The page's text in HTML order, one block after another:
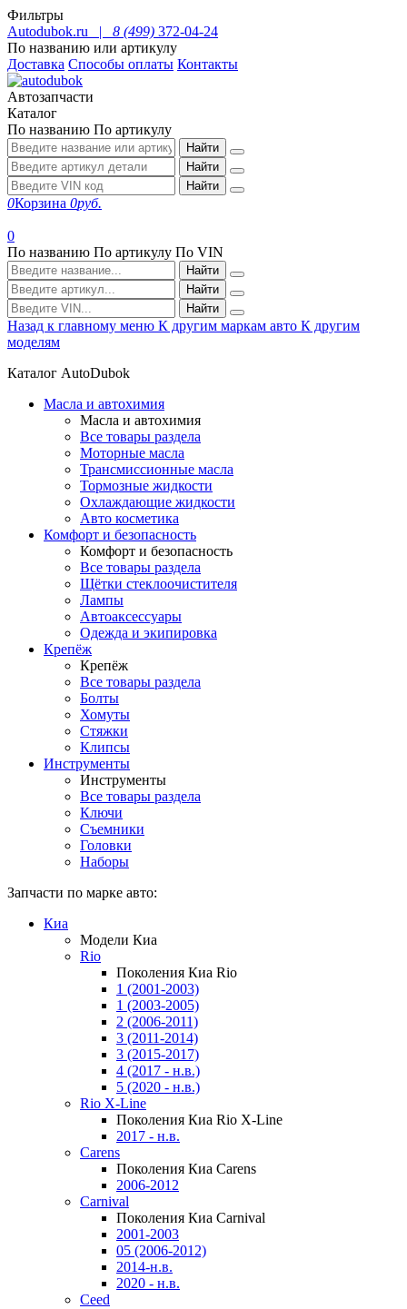
Фильтры
Autodubok.ru |
8 (499) 372-04-24
По названию или артикулу
Доставка Способы оплаты Контакты
Автозапчасти
Каталог
По названию По артикулу
Найти
Найти
Найти
0Корзина 0руб.
0
По названию По артикулу По VIN
Найти
Найти
Найти
Назад к главному меню К другим маркам авто К другим
моделям
Каталог AutoDubok
Масла и автохимия
Масла и автохимия
Все товары раздела
Моторные масла
Трансмиссионные масла
Тормозные жидкости
Охлаждающие жидкости
Авто косметика
Комфорт и безопасность
Комфорт и безопасность
Все товары раздела
Щётки стеклоочистителя
Лампы
Автоаксессуары
Одежда и экипировка
Крепёж
Крепёж
Все товары раздела
Болты
Хомуты
Стяжки
Клипсы
Инструменты
Инструменты
Все товары раздела
Ключи
Съемники
Головки
Наборы
Запчасти по марке авто:
Киа
Модели Киа
Rio
Поколения Киа Rio
1 (2001-2003)
1 (2003-2005)
2 (2006-2011)
3 (2011-2014)
3 (2015-2017)
4 (2017 - н.в.)
5 (2020 - н.в.)
Rio X-Line
Поколения Киа Rio X-Line
2017 - н.в.
Carens
Поколения Киа Carens
2006-2012
Carnival
Поколения Киа Carnival
2001-2003
05 (2006-2012)
2014-н.в.
2020 - н.в.
Ceed